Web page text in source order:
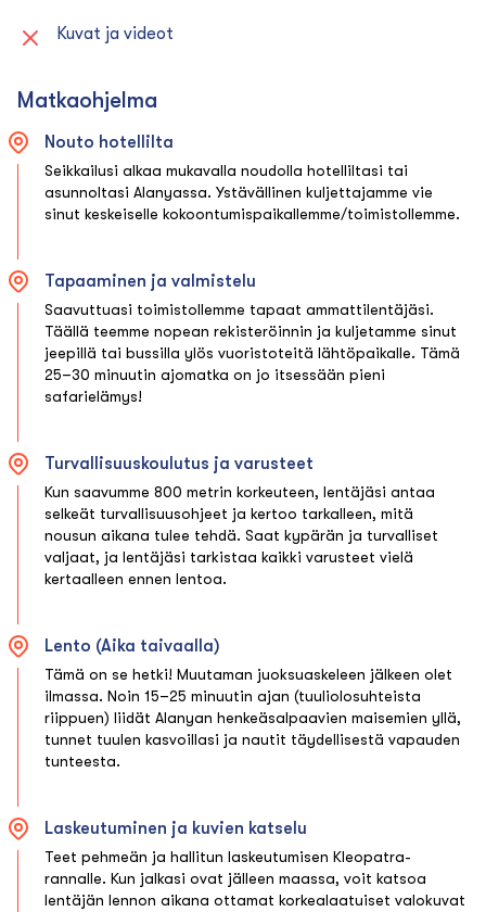
Kuvat ja videot
Matkaohjelma
Nouto hotellilta
Seikkailusi alkaa mukavalla noudolla hotelliltasi tai
asunnoltasi Alanyassa. Ystävällinen kuljettajamme vie
sinut keskeiselle kokoontumispaikallemme/toimistollemme.
Tapaaminen ja valmistelu
Saavuttuasi toimistollemme tapaat ammattilentäjäsi.
Täällä teemme nopean rekisteröinnin ja kuljetamme sinut
jeepillä tai bussilla ylös vuoristoteitä lähtöpaikalle. Tämä
25–30 minuutin ajomatka on jo itsessään pieni
safarielämys!
Turvallisuuskoulutus ja varusteet
Kun saavumme 800 metrin korkeuteen, lentäjäsi antaa
selkeät turvallisuusohjeet ja kertoo tarkalleen, mitä
nousun aikana tulee tehdä. Saat kypärän ja turvalliset
valjaat, ja lentäjäsi tarkistaa kaikki varusteet vielä
kertaalleen ennen lentoa.
Lento (Aika taivaalla)
Tämä on se hetki! Muutaman juoksuaskeleen jälkeen olet
ilmassa. Noin 15–25 minuutin ajan (tuuliolosuhteista
riippuen) liidät Alanyan henkeäsalpaavien maisemien yllä,
tunnet tuulen kasvoillasi ja nautit täydellisestä vapauden
tunteesta.
Laskeutuminen ja kuvien katselu
Teet pehmeän ja hallitun laskeutumisen Kleopatra-
rannalle. Kun jalkasi ovat jälleen maassa, voit katsoa
lentäjän lennon aikana ottamat korkealaatuiset valokuvat